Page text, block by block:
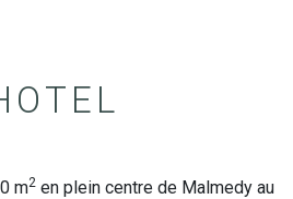
m2 en plein centre de Malmedy au